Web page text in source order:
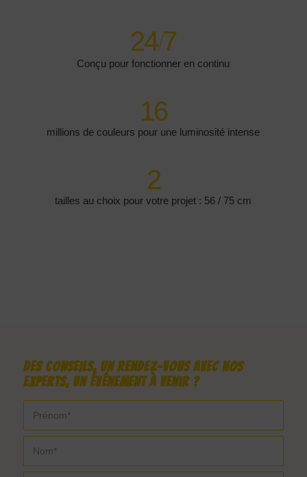
24/7
Conçu pour fonctionner en continu
16
millions de couleurs pour une luminosité intense
2
tailles au choix pour votre projet : 56 / 75 cm
Des conseils, un rendez-vous avec nos
experts, un événement à venir ?